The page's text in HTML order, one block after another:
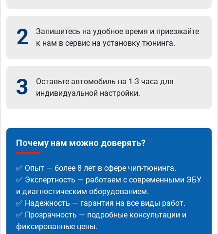
2
Запишитесь на удобное время и приезжайте
к нам в сервис на установку тюнинга.
3
Оставьте автомобиль на 1-3 часа для
индивидуальной настройки.
Почему нам можно доверять?
✅ Опыт — более 8 лет в сфере чип-тюнинга.
✅ Экспертность — работаем с современными ЭБУ
и диагностическим оборудованием.
✅ Надежность — гарантия на все виды работ.
✅ Прозрачность — подробные консультации и
фиксированные цены.